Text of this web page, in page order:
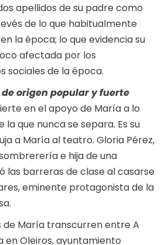
apellidos de su padre como
de lo que habitualmente
la época; lo que evidencia su
afectada por los
sociales de la época.
origen popular y fuerte
en el apoyo de María a lo
la que nunca se separa. Es su
a María al teatro. Gloria Pérez,
e hija de una
las barreras de clase al casarse
eminente protagonista de la
de María transcurren entre A
en Oleiros, ayuntamiento